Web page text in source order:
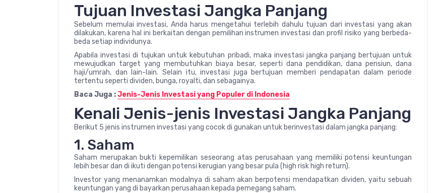
Tujuan Investasi Jangka Panjang
Sebelum memulai investasi, Anda harus mengetahui terlebih dahulu tujuan dari investasi yang akan
dilakukan, karena hal ini berkaitan dengan pemilihan instrumen investasi dan profil risiko yang berbeda-
beda setiap individunya.
Apabila investasi di tujukan untuk kebutuhan pribadi, maka investasi jangka panjang bertujuan untuk
mewujudkan target yang membutuhkan biaya besar, seperti dana pendidikan, dana pensiun, dana
haji/umrah, dan lain-lain. Selain itu, investasi juga bertujuan memberi pendapatan dalam periode
tertentu seperti dividen, bunga, royalti, dan sebagainya.
Baca Juga :Jenis-Jenis Investasi yang Populer di Indonesia
Kenali Jenis-jenis Investasi Jangka Panjang
Berikut 5 jenis instrumen investasi yang cocok di gunakan untuk berinvestasi dalam jangka panjang:
1. Saham
Saham merupakan bukti kepemilikan seseorang atas perusahaan yang memiliki potensi keuntungan
lebih besar dan di ikuti dengan potensi kerugian yang besar pula (high risk high return).
Investor yang menanamkan modalnya di saham akan berpotensi mendapatkan dividen, yaitu sebuah
keuntungan yang di bayarkan perusahaan kepada pemegang saham.